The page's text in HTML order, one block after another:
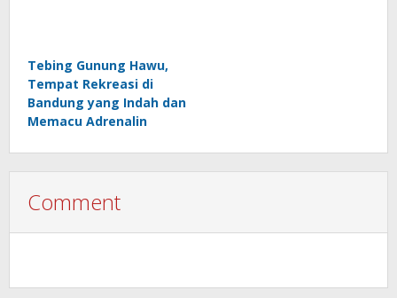
Tebing Gunung Hawu,
Tempat Rekreasi di
Bandung yang Indah dan
Memacu Adrenalin
Comment